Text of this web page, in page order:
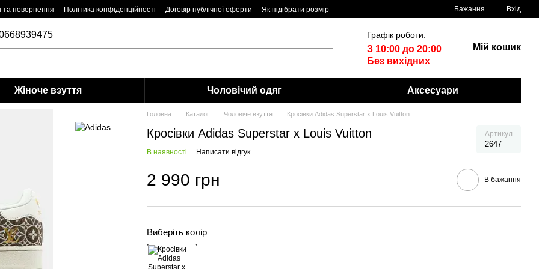
та повернення Політика конфіденційності Договір публічної оферти Як пiдiбрати розмiр Бажання Вхід
Графік роботи:
З 10:00 до 20:00
Без вихідних
Мій кошик
Жіноче взуття Чоловiчий одяг Аксесуари
Головна Каталог Чоловiче взуття Кросівки Adidas Superstar x Louis Vuitton
Кросівки Adidas Superstar x Louis Vuitton Артикул
2647
В наявності Написати відгук
2 990 грн В бажання
Виберіть колір